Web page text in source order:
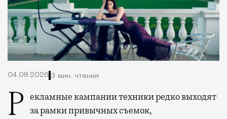
04.08.2026 3 мин. чтения
Рекламные кампании техники редко выходят
за рамки привычных съемок,